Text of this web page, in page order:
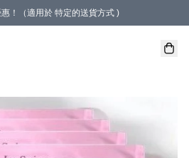
！（適用於 特定的送貨方式 )